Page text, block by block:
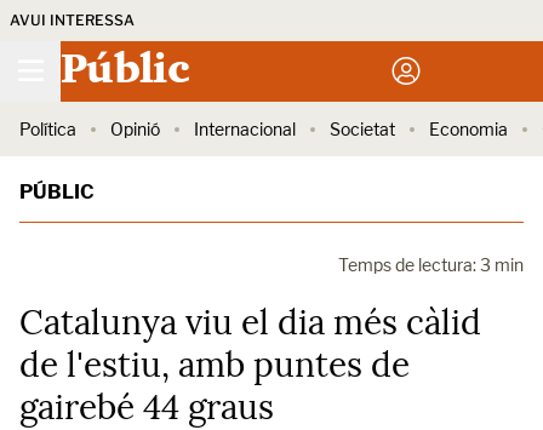
AVUI INTERESSA
Públic
Política Opinió Internacional Societat Economia
PÚBLIC
Temps de lectura: 3 min
Catalunya viu el dia més càlid
de l'estiu, amb puntes de
gairebé 44 graus